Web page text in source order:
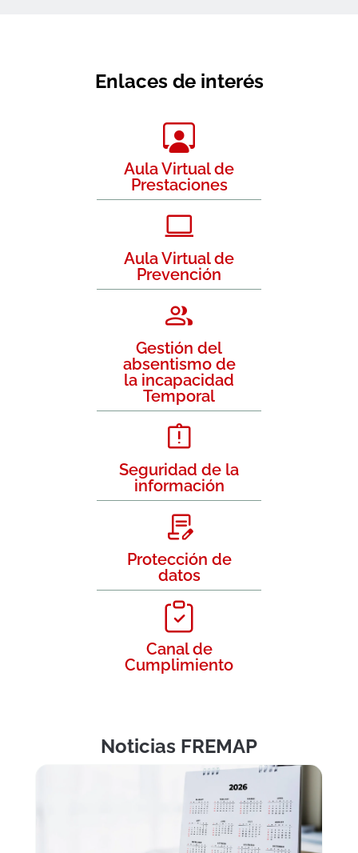
Enlaces de interés
Aula Virtual de
Prestaciones
Aula Virtual de
Prevención
Gestión del
absentismo de
la incapacidad
Temporal
Seguridad de la
información
Protección de
datos
Canal de
Cumplimiento
Noticias FREMAP